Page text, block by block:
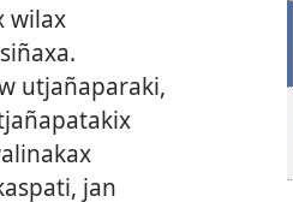
wilax
utjañaparaki,
jan